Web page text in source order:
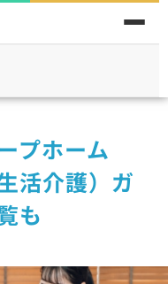
プホーム
活介護）ガ
も